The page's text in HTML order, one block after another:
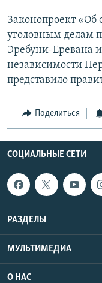
Законопроект «Об
уголовным делам
Эребуни-Еревана
независимости
представило
Поделиться
СОЦИАЛЬНЫЕ СЕТИ
РАЗДЕЛЫ
МУЛЬТИМЕДИА
О НАС